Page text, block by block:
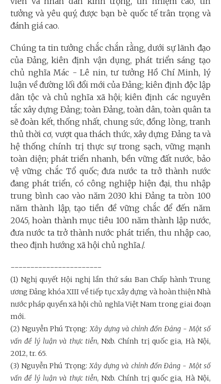
tưởng và yêu quý, được bạn bè quốc tế trân trọng và
đánh giá cao.
Chúng ta tin tưởng chắc chắn rằng, dưới sự lãnh đạo
của Đảng, kiên định vận dụng, phát triển sáng tạo
chủ nghĩa Mác - Lê nin, tư tưởng Hồ Chí Minh, lý
luận về đường lối đổi mới của Đảng; kiên định độc lập
dân tộc và chủ nghĩa xã hội; kiên định các nguyên
tắc xây dựng Đảng; toàn Đảng, toàn dân, toàn quân ta
sẽ đoàn kết, thống nhất, chung sức, đồng lòng, tranh
thủ thời cơ, vượt qua thách thức, xây dựng Đảng ta và
hệ thống chính trị thực sự trong sạch, vững mạnh
toàn diện; phát triển nhanh, bền vững đất nước, bảo
vệ vững chắc Tổ quốc; đưa nước ta trở thành nước
đang phát triển, có công nghiệp hiện đại, thu nhập
trung bình cao vào năm 2030 khi Đảng ta tròn 100
năm thành lập, tạo tiền đề vững chắc để đến năm
2045, hoàn thành mục tiêu 100 năm thành lập nước,
đưa nước ta trở thành nước phát triển, thu nhập cao,
theo định hướng xã hội chủ nghĩa./.
-----------------------
(1) Nghị quyết Hội nghị lần thứ sáu Ban Chấp hành Trung
ương Đảng khóa XIII về tiếp tục xây dựng và hoàn thiện Nhà
nước pháp quyền xã hội chủ nghĩa Việt Nam trong giai đoạn
mới.
(2) Nguyễn Phú Trọng: Xây dựng và chỉnh đốn Đảng - Một số
vấn đề lý luận và thực tiễn, Nxb. Chính trị quốc gia, Hà Nội,
2012, tr. 65.
(3) Nguyễn Phú Trọng: Xây dựng và chỉnh đốn Đảng - Một số
vấn đề lý luận và thực tiễn, Nxb. Chính trị quốc gia, Hà Nội,